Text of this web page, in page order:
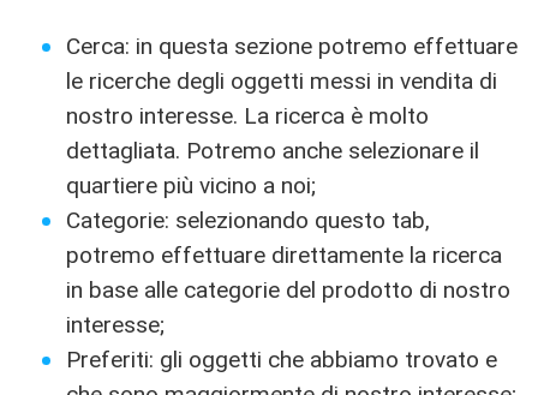
Cerca: in questa sezione potremo effettuare
le ricerche degli oggetti messi in vendita di
nostro interesse. La ricerca è molto
dettagliata. Potremo anche selezionare il
quartiere più vicino a noi;
Categorie: selezionando questo tab,
potremo effettuare direttamente la ricerca
in base alle categorie del prodotto di nostro
interesse;
Preferiti: gli oggetti che abbiamo trovato e